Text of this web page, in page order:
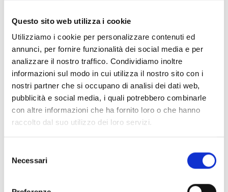
Questo sito web utilizza i cookie
Utilizziamo i cookie per personalizzare contenuti ed
annunci, per fornire funzionalità dei social media e per
analizzare il nostro traffico. Condividiamo inoltre
informazioni sul modo in cui utilizza il nostro sito con i
nostri partner che si occupano di analisi dei dati web,
pubblicità e social media, i quali potrebbero combinarle
con altre informazioni che ha fornito loro o che hanno
raccolto dal suo utilizzo dei loro servizi.
delNecessari
della Garfagnana
Giancarlo Bloise
Servizio pullman gratuito da Pietrasanta e da Massa
(partenza ore 9 – rientro previsto ore 18)
con prenotazioni allo 0583/644.242
Domenica 20 Ottobre: “Festa della Castagna”
ore 10 – la “Via dei vini”: mostra, degustazione e vendita
di vini apuani di qualità
ore 13 – castagnata con vin brulé
distribuite gratuitamente durante le presentazioni.